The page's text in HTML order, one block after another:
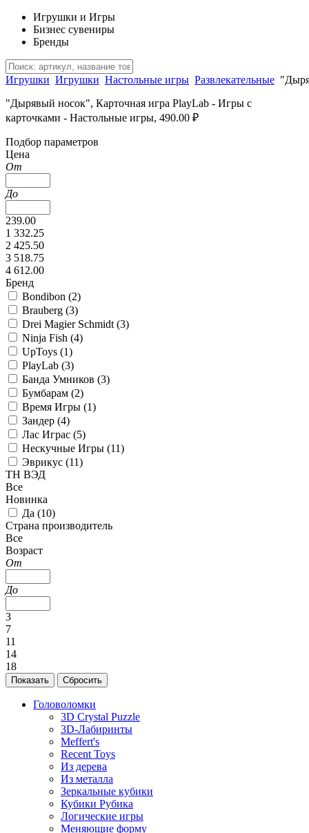
Игрушки и Игры
Бизнес сувениры
Бренды
Игрушки Игрушки Настольные игры Развлекательные
"Дырявый носок", Карточная игра PlayLab - Игры с
карточками - Настольные игры, 490.00 ₽
Подбор параметров
Цена
От
До
239.00
1 332.25
2 425.50
3 518.75
4 612.00
Бренд
Bondibon (2)
Brauberg (3)
Drei Magier Schmidt (3)
Ninja Fish (4)
UpToys (1)
PlayLab (3)
Банда Умников (3)
Бумбарам (2)
Время Игры (1)
Зандер (4)
Лас Играс (5)
Нескучные Игры (11)
Эврикус (11)
ТН ВЭД
Все
Новинка
Да (10)
Страна производитель
Все
Возраст
От
До
3
7
11
14
18
Головоломки
3D Crystal Puzzle
3D-Лабиринты
Meffert's
Recent Toys
Из дерева
Из металла
Зеркальные кубики
Кубики Рубика
Логические игры
Меняющие форму